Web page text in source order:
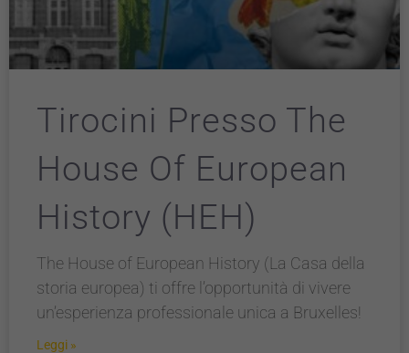
Tirocini Presso The
House Of European
History (HEH)
The House of European History (La Casa della
storia europea) ti offre l’opportunità di vivere
un’esperienza professionale unica a Bruxelles!
Leggi »